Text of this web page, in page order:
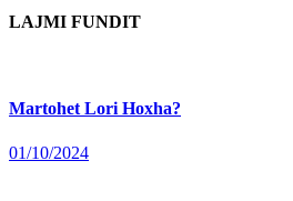
LAJMI FUNDIT
Martohet Lori Hoxha?
01/10/2024